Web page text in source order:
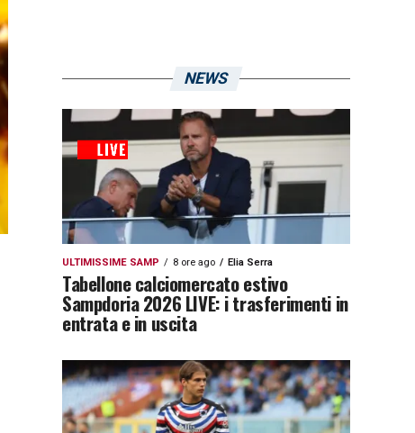
NEWS
ULTIMISSIME SAMP 8 ore ago Elia Serra
Tabellone calciomercato estivo
Sampdoria 2026 LIVE: i trasferimenti in
entrata e in uscita